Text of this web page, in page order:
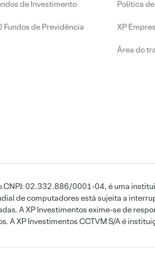
de Investimento
Fundos de Previdência
Política
XP
Área do
CNPJ: 02.332.886/0001-04, é uma
de computadores está sujeita a
A XP Investimentos exime-se de
A XP Investimentos CCTVM S/A é